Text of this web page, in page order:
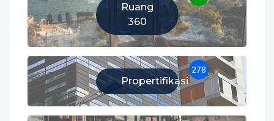
Ruang
360
Propertifikasi
278